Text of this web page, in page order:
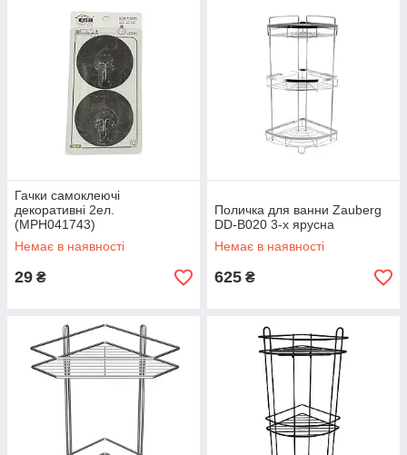
Гачки самоклеючі
декоративні 2ел.
(MPH041743)
Немає в наявності
29 ₴
Поличка для ванни Zauberg
DD-B020 3-х ярусна
Немає в наявності
625 ₴